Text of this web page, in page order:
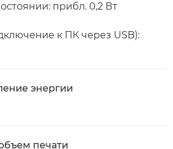
прибл. 0,2 Вт
к ПК через USB):
энергии
печати